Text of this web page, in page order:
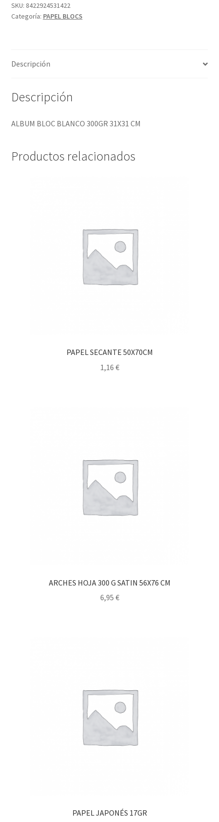
CM
cantidad
SKU: 8422924531422
Categoría: PAPEL BLOCS
Descripción
Descripción
ALBUM BLOC BLANCO 300GR 31X31 CM
Productos relacionados
PAPEL SECANTE 50X70CM
1,16 €
ARCHES HOJA 300 G SATIN 56X76 CM
6,95 €
PAPEL JAPONÉS 17GR